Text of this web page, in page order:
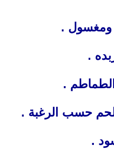
ومغسول .
.
.
حسب الرغبة .
.